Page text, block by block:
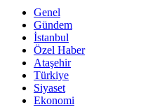
Genel
Gündem
İstanbul
Özel Haber
Ataşehir
Türkiye
Siyaset
Ekonomi